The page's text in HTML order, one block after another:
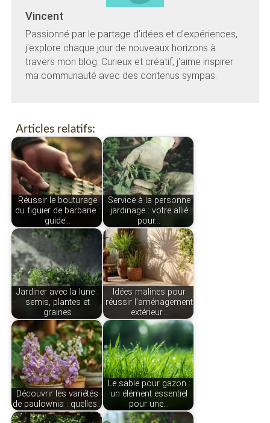
Vincent
Passionné par le partage d'idées et d'expériences,
j'explore chaque jour de nouveaux horizons à
travers mon blog. Curieux et créatif, j'aime inspirer
ma communauté avec des contenus sympas.
Articles relatifs:
Réussir le bouturage
du figuier de barbarie :
guide…
Service à la personne
jardinage : votre allié
pour…
Jardiner avec la lune :
semis, plantes et
graines
Idées malines pour
réussir l’aménagement
extérieur…
Découvrir les variétés
de paulownia : quelles…
Le sable pour gazon :
un élément essentiel
pour une…